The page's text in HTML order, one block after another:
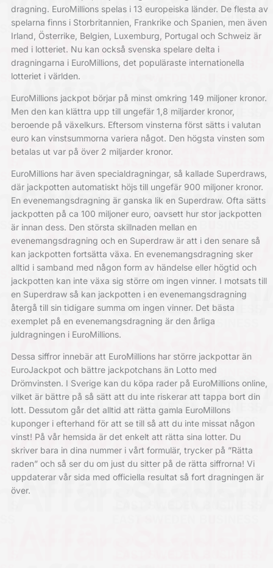
dragning. EuroMillions spelas i 13 europeiska länder. De flesta av
spelarna finns i Storbritannien, Frankrike och Spanien, men även
Irland, Österrike, Belgien, Luxemburg, Portugal och Schweiz är
med i lotteriet. Nu kan också svenska spelare delta i
dragningarna i EuroMillions, det populäraste internationella
lotteriet i världen.
EuroMillions jackpot börjar på minst omkring 149 miljoner kronor.
Men den kan klättra upp till ungefär 1,8 miljarder kronor,
beroende på växelkurs. Eftersom vinsterna först sätts i valutan
euro kan vinstsummorna variera något. Den högsta vinsten som
betalas ut var på över 2 miljarder kronor.
EuroMillions har även specialdragningar, så kallade Superdraws,
där jackpotten automatiskt höjs till ungefär 900 miljoner kronor.
En evenemangsdragning är ganska lik en Superdraw. Ofta sätts
jackpotten på ca 100 miljoner euro, oavsett hur stor jackpotten
är innan dess. Den största skillnaden mellan en
evenemangsdragning och en Superdraw är att i den senare så
kan jackpotten fortsätta växa. En evenemangsdragning sker
alltid i samband med någon form av händelse eller högtid och
jackpotten kan inte växa sig större om ingen vinner. I motsats till
en Superdraw så kan jackpotten i en evenemangsdragning
återgå till sin tidigare summa om ingen vinner. Det bästa
exemplet på en evenemangsdragning är den årliga
juldragningen i EuroMillions.
Dessa siffror innebär att EuroMillions har större jackpottar än
EuroJackpot och bättre jackpotchans än Lotto med
Drömvinsten. I Sverige kan du köpa rader på EuroMillions online,
vilket är bättre på så sätt att du inte riskerar att tappa bort din
lott. Dessutom går det alltid att rätta gamla EuroMillons
kuponger i efterhand för att se till så att du inte missat någon
vinst! På vår hemsida är det enkelt att rätta sina lotter. Du
skriver bara in dina nummer i vårt formulär, trycker på ”Rätta
raden” och så ser du om just du sitter på de rätta siffrorna! Vi
uppdaterar vår sida med officiella resultat så fort dragningen är
över.